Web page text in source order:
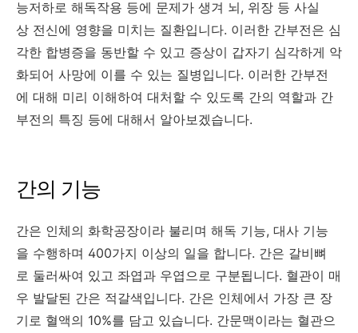
능저하로 해독작용 등에 문제가 생겨 뇌, 위장 등 사실
상 전신에 영향을 미치는 질환입니다. 이러한 간부전은 심
각한 합병증을 동반할 수 있고 증상이 갑자기 심각하게 악
화되어 사망에 이를 수 있는 질병입니다. 이러한 간부전
에 대해 미리 이해하여 대처할 수 있도록 간의 역할과 간
부전의 특징 등에 대해서 알아보겠습니다.
간의 기능
간은 인체의 화학공장이라 불리며 해독 기능, 대사 기능
을 수행하며 400가지 이상의 일을 합니다. 간은 갈비뼈
로 둘러싸여 있고 좌엽과 우엽으로 구분됩니다. 혈관이 매
우 발달된 간은 적갈색입니다. 간은 인체에서 가장 큰 장
기로 혈액의 10%를 담고 있습니다. 간문맥이라는 혈관으